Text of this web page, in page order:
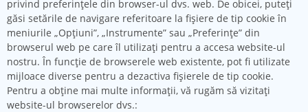
privind preferințele din browser-ul dvs. web. De obicei, puteți
găsi setările de navigare referitoare la fișiere de tip cookie în
meniurile „Opțiuni”, „Instrumente” sau „Preferințe” din
browserul web pe care îl utilizați pentru a accesa website-ul
nostru. În funcție de browserele web existente, pot fi utilizate
mijloace diverse pentru a dezactiva fișierele de tip cookie.
Pentru a obține mai multe informații, vă rugăm să vizitați
website-ul browserelor dvs.: